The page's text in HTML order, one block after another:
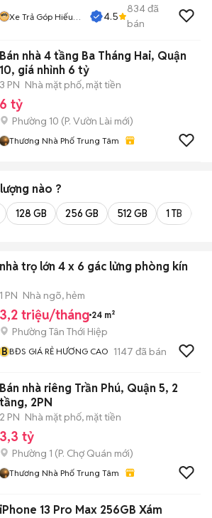
Xe Trả Góp Hiếu
4.5
834đã
bán
Bán nhà 4 tầng Ba Tháng Hai, Quận
10, giá nhỉnh 6 tỷ
3 PN Nhà mặt phố, mặt tiền
6 tỷ
Phường 10 (P. Vườn Lài mới)
Thương Nhà Phố Trung Tâm
nào ?
128 GB 256 GB 512 GB 1 TB
nhà trọ lớn 4 x 6 gác lửng phòng kín
1 PN Nhà ngõ, hẻm
3,2 triệu/tháng 24 m²
Phường Tân Thới Hiệp
BBĐS GIÁ RẺ HƯƠNG CAO 1147 đã bán
Bán nhà riêng Trần Phú, Quận 5, 2
tầng, 2PN
2 PN Nhà mặt phố, mặt tiền
3,3 tỷ
Phường 1 (P. Chợ Quán mới)
Thương Nhà Phố Trung Tâm
iPhone 13 Pro Max 256GB Xám